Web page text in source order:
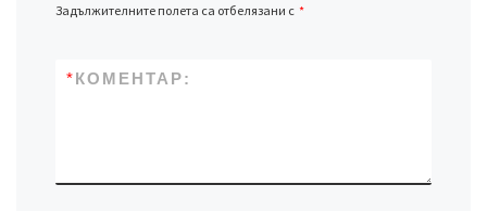
Задължителните полета са отбелязани с *
КОМЕНТАР:
*